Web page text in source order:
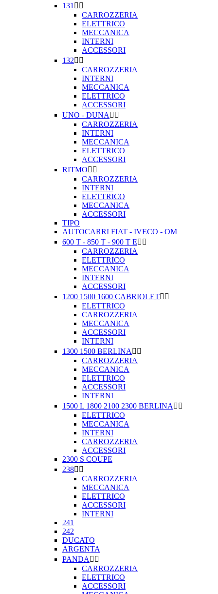
131  
CARROZZERIA
ELETTRICO
MECCANICA
INTERNI
ACCESSORI
132 
CARROZZERIA
INTERNI
MECCANICA
ELETTRICO
ACCESSORI
UNO - DUNA  
CARROZZERIA
INTERNI
MECCANICA
ELETTRICO
ACCESSORI
RITMO 
CARROZZERIA
INTERNI
ELETTRICO
MECCANICA
ACCESSORI
TIPO
AUTOCARRI FIAT - IVECO - OM
600 T - 850 T - 900 T E 
CARROZZERIA
ELETTRICO
MECCANICA
INTERNI
ACCESSORI
1200 1500 1600 CABRIOLET 
ELETTRICO
CARROZZERIA
MECCANICA
ACCESSORI
INTERNI
1300 1500 BERLINA  
CARROZZERIA
MECCANICA
ELETTRICO
ACCESSORI
INTERNI
1500 L 1800 2100 2300 BERLINA  
ELETTRICO
MECCANICA
INTERNI
CARROZZERIA
ACCESSORI
2300 S COUPE
238 
CARROZZERIA
MECCANICA
ELETTRICO
ACCESSORI
INTERNI
241
242
DUCATO
ARGENTA
PANDA  
CARROZZERIA
ELETTRICO
ACCESSORI